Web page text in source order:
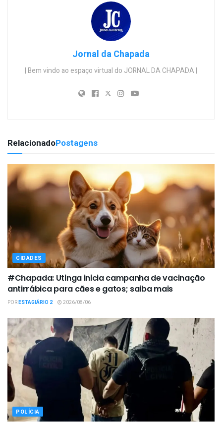
Jornal da Chapada
| Bem vindo ao espaço virtual do JORNAL DA CHAPADA |
RelacionadoPostagens
CIDADES
#Chapada: Utinga inicia campanha de vacinação
antirrábica para cães e gatos; saiba mais
PORESTAGIÁRIO 2 2026/08/06
POLÍCIA